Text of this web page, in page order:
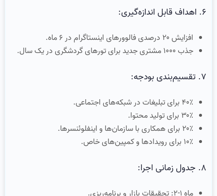
۶. اهداف قابل اندازه‌گیری:
افزایش ۲۰ درصدی فالوورهای اینستاگرام در ۶ ماه.
جذب ۱۰۰۰ مشتری جدید برای تورهای گردشگری در یک سال.
۷. تقسیم‌بندی بودجه:
۴۰٪ برای تبلیغات در شبکه‌های اجتماعی.
۳۰٪ برای تولید محتوا.
۲۰٪ برای همکاری با سازمان‌ها و اینفلوئنسرها.
۱۰٪ برای رویدادها و کمپین‌های خاص.
۸. جدول زمانی اجرا: